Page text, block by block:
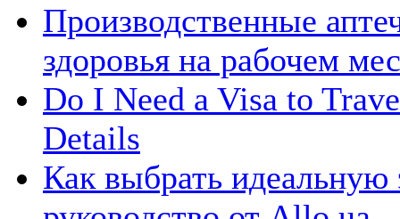
Производственные
здоровья на рабочем
Do I Need a Visa to
Details
Как выбрать идеальную